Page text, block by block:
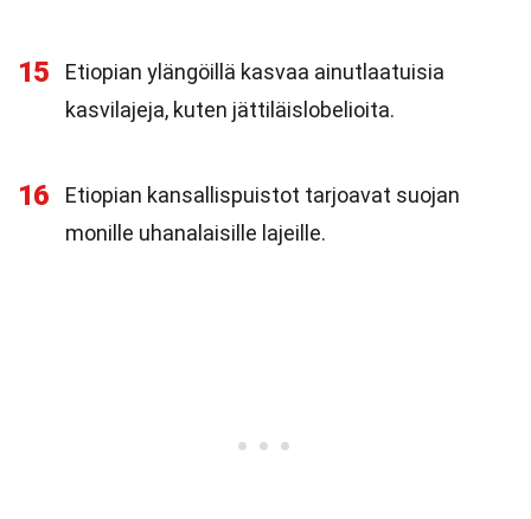
15
Etiopian ylängöillä kasvaa ainutlaatuisia
kasvilajeja, kuten jättiläislobelioita.
16
Etiopian kansallispuistot tarjoavat suojan
monille uhanalaisille lajeille.